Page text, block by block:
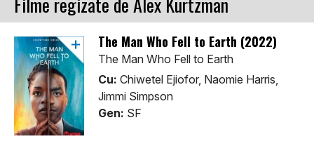
The Man Who Fell to Earth (2022)
The Man Who Fell to Earth
Cu: Chiwetel Ejiofor, Naomie Harris,
Jimmi Simpson
Gen: SF